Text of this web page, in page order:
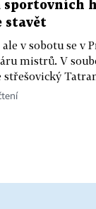
sportovních
stavět
v sobotu se v
mistrů. V
střešovický